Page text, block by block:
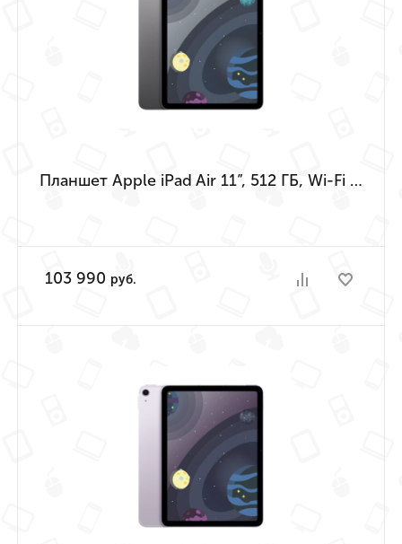
Планшет Apple iPad Air 11”, 512 ГБ, Wi-Fi («Серый космос» | Space Gray) (M4 | 2026)
103 990 руб.